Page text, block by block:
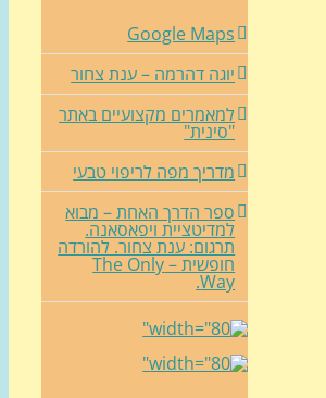
Google Maps
יוגה דהרמה – ענת צחור
למאמרים מקצועיים באתר
"סינית"
מדריך מפה לריפוי טבעי
ספר הדרך האחת – מבוא
למדיטציית ויפאסאנה.
תרגום: ענת צחור. להורדה
חופשית – The Only
Way.